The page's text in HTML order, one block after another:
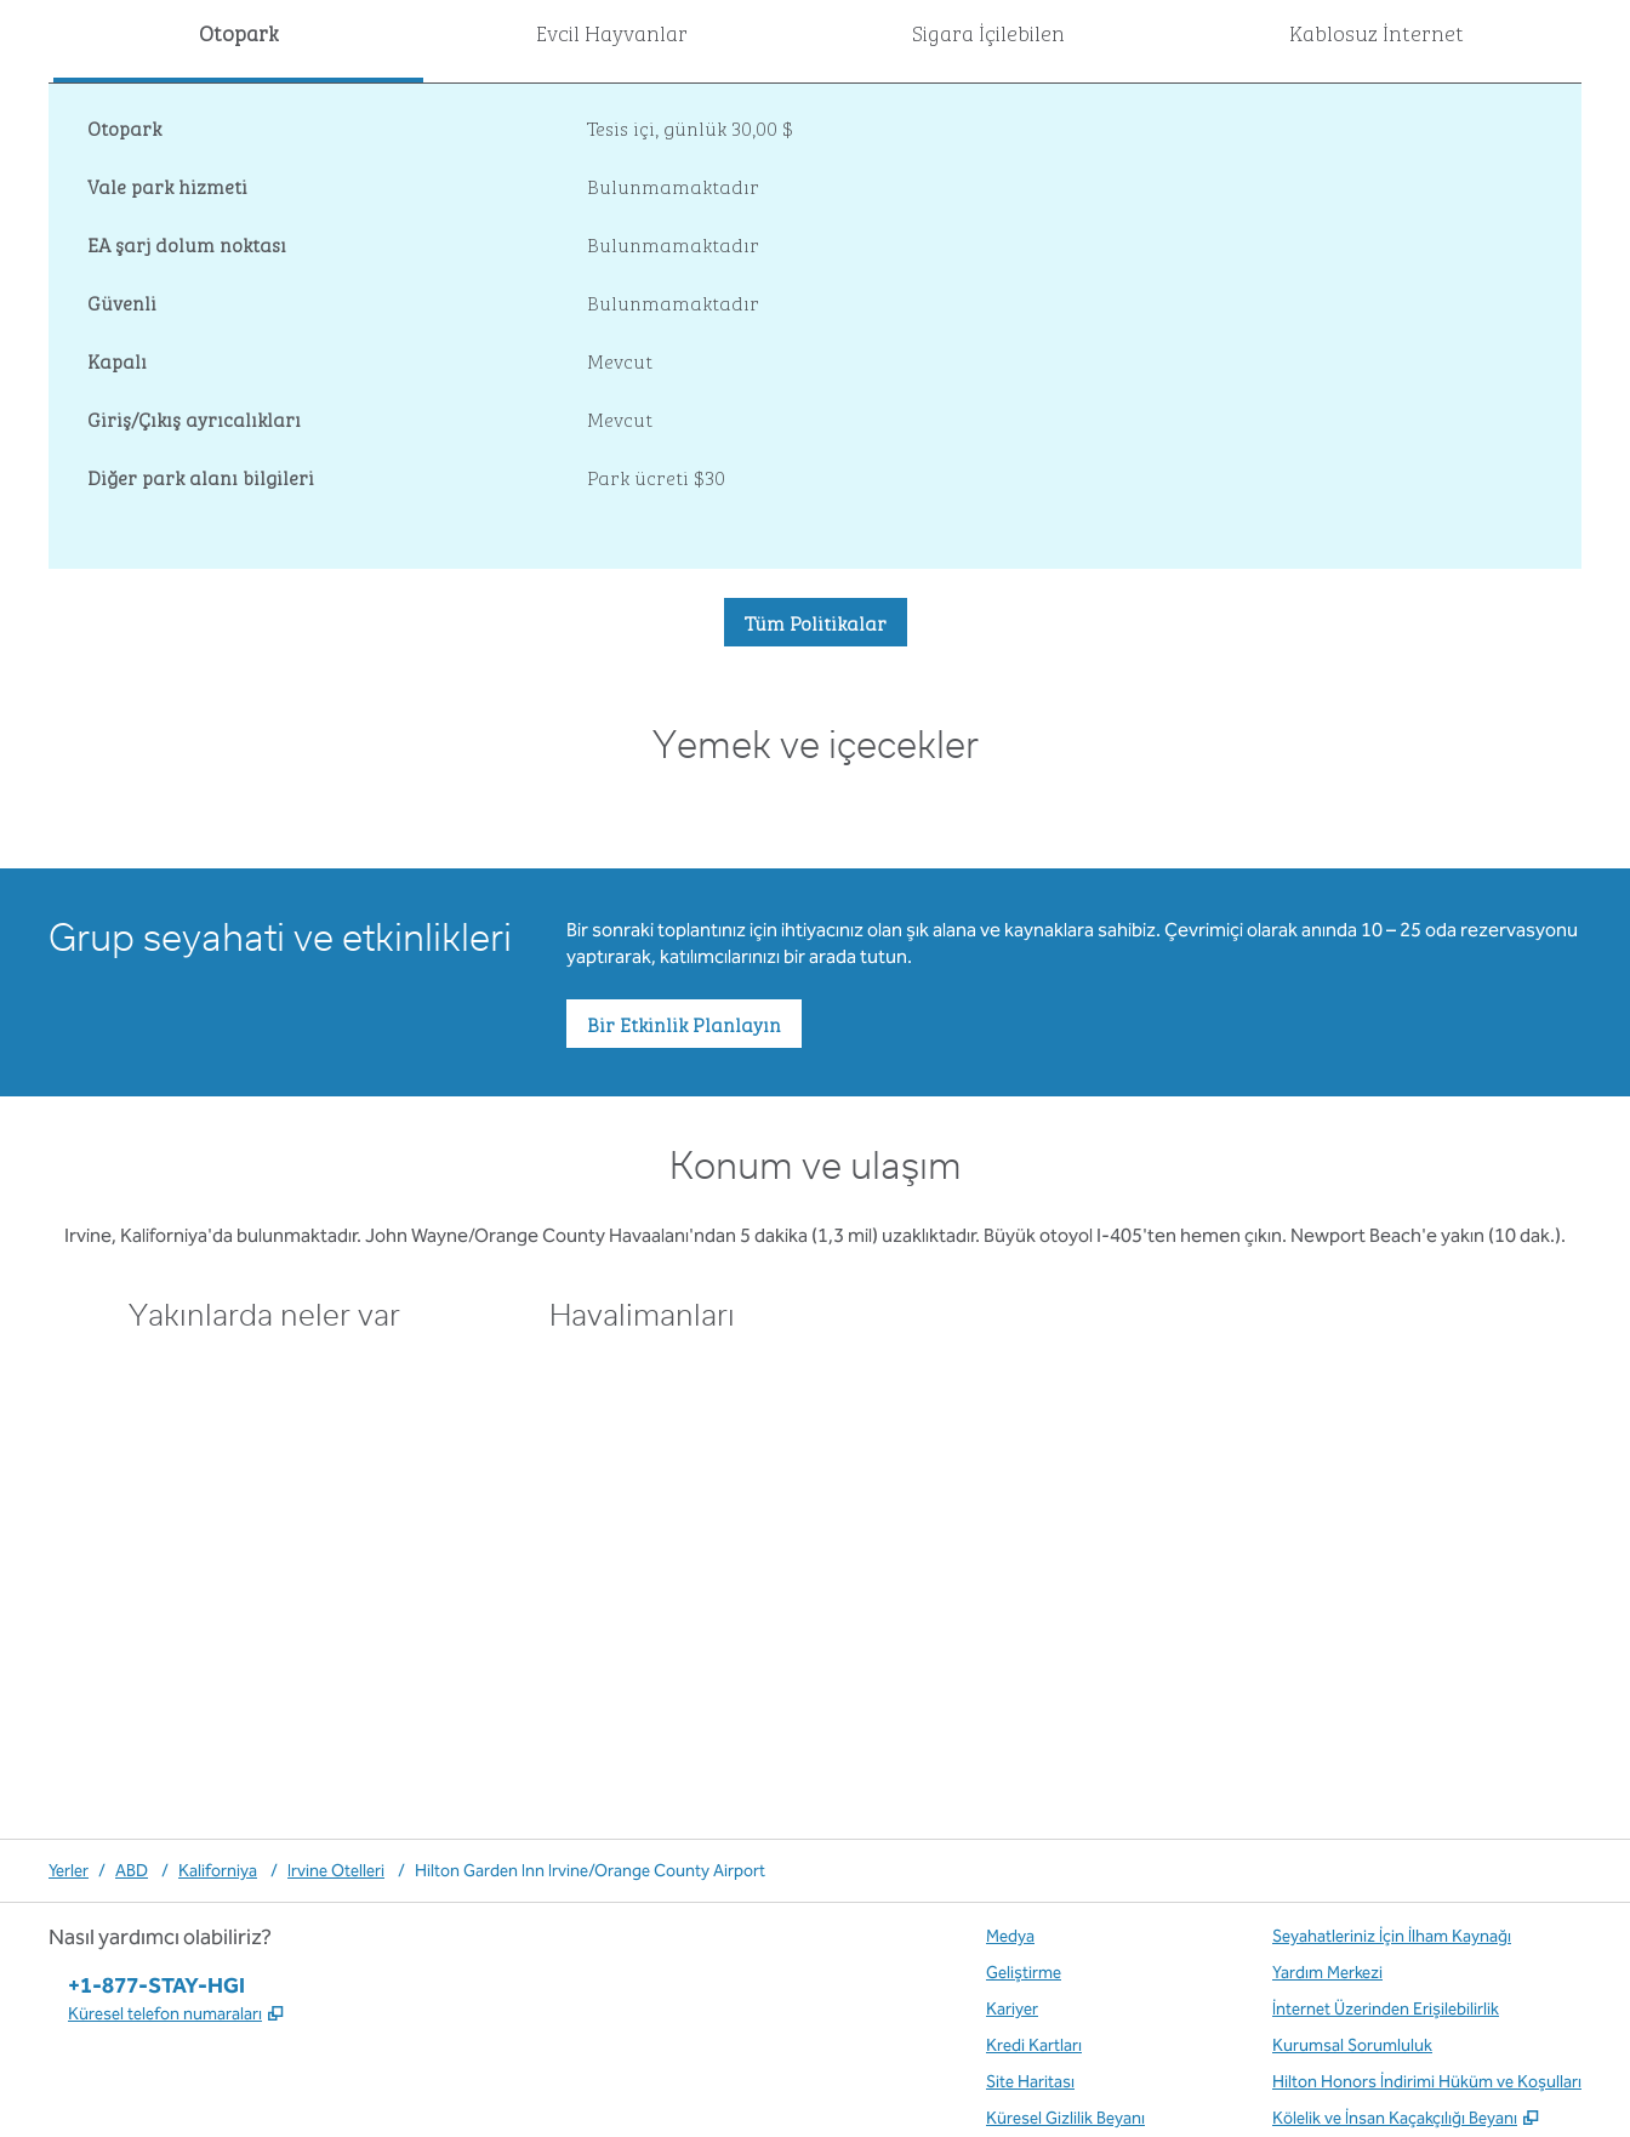
Otopark Evcil Hayvanlar Sigara İçilebilen Kablosuz İnternet
Otopark Tesis içi, günlük 30,00 $
Vale park hizmeti
Bulunmamaktadır
EA şarj dolum noktası
Bulunmamaktadır
Güvenli
Bulunmamaktadır
Kapalı
Mevcut
Giriş/Çıkış ayrıcalıkları
Mevcut
Diğer park alanı bilgileri
Park ücreti $30
Tüm Politikalar
Yemek ve içecekler
Grup seyahati ve etkinlikleri
Bir sonraki toplantınız için ihtiyacınız olan şık alana ve kaynaklara sahibiz. Çevrimiçi olarak anında 10 – 25 oda rezervasyonu
yaptırarak, katılımcılarınızı bir arada tutun.
Bir Etkinlik Planlayın
Konum ve ulaşım
Irvine, Kaliforniya'da bulunmaktadır. John Wayne/Orange County Havaalanı'ndan 5 dakika (1,3 mil) uzaklıktadır. Büyük otoyol I-405'ten hemen çıkın. Newport Beach'e yakın (10 dak.).
Yakınlarda neler var Havalimanları
Yerler / ABD / Kaliforniya / Irvine Otelleri / Hilton Garden Inn Irvine/Orange County Airport
Nasıl yardımcı olabiliriz?
Telefon:
+1-877-STAY-HGI
Küresel telefon numaraları ,
Medya
Geliştirme
Kariyer
Kredi Kartları
Site Haritası
Küresel Gizlilik Beyanı
Seyahatleriniz İçin İlham Kaynağı
Yardım Merkezi
İnternet Üzerinden Erişilebilirlik
Kurumsal Sorumluluk
Hilton Honors İndirimi Hüküm ve Koşulları
Kölelik ve İnsan Kaçakçılığı Beyanı
,